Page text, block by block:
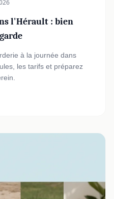
l'Hérault : bien
à la journée dans
les tarifs et préparez